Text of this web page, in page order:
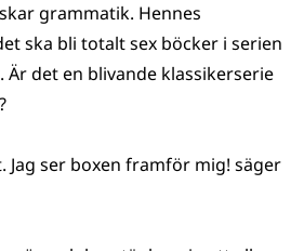
grammatik. Hennes
ska bli totalt sex böcker i serien
Är det en blivande klassikerserie
Jag ser boxen framför mig! säger